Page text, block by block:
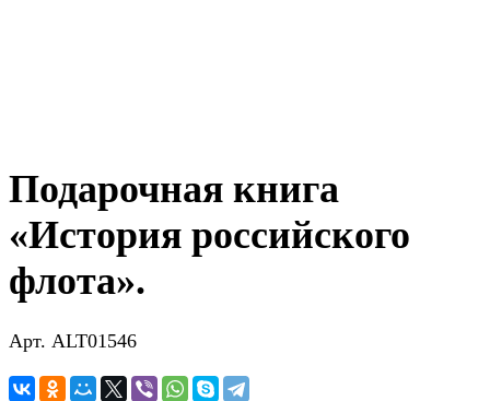
Подарочная книга
«История российского
флота».
Арт. ALT01546